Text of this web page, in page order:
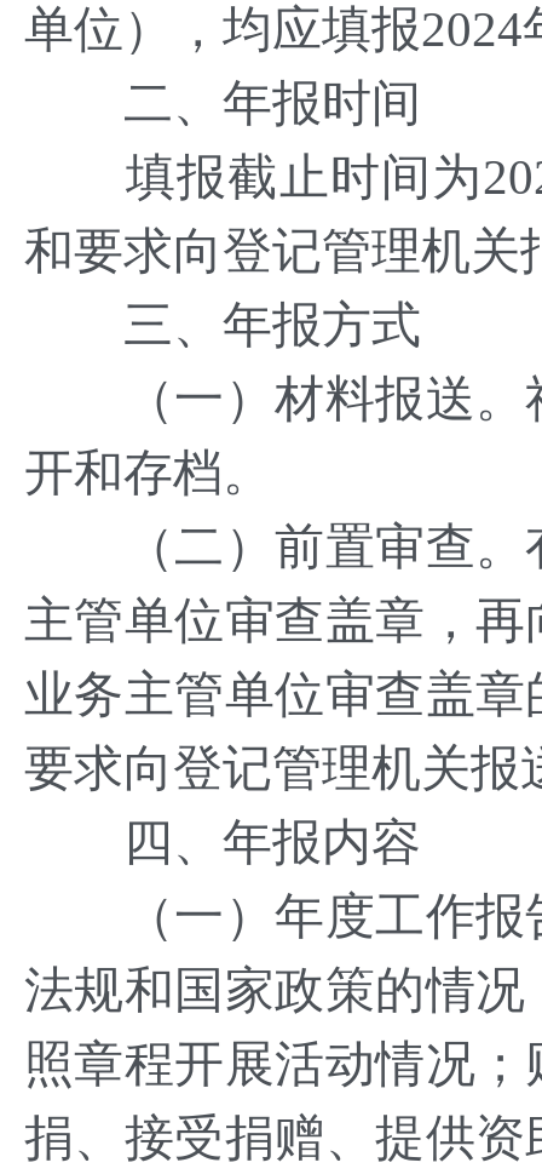
单位），均应填报
二、年报时间
填报截止时间为
和要求向登记管理机关
三、年报方式
（一）材料报送。
开和存档。
（二）前置审查。
主管单位审查盖章，
业务主管单位审查盖
要求向登记管理机关报
四、年报内容
（一）年度工作报
法规和国家政策的情
照章程开展活动情况
捐、接受捐赠、提供